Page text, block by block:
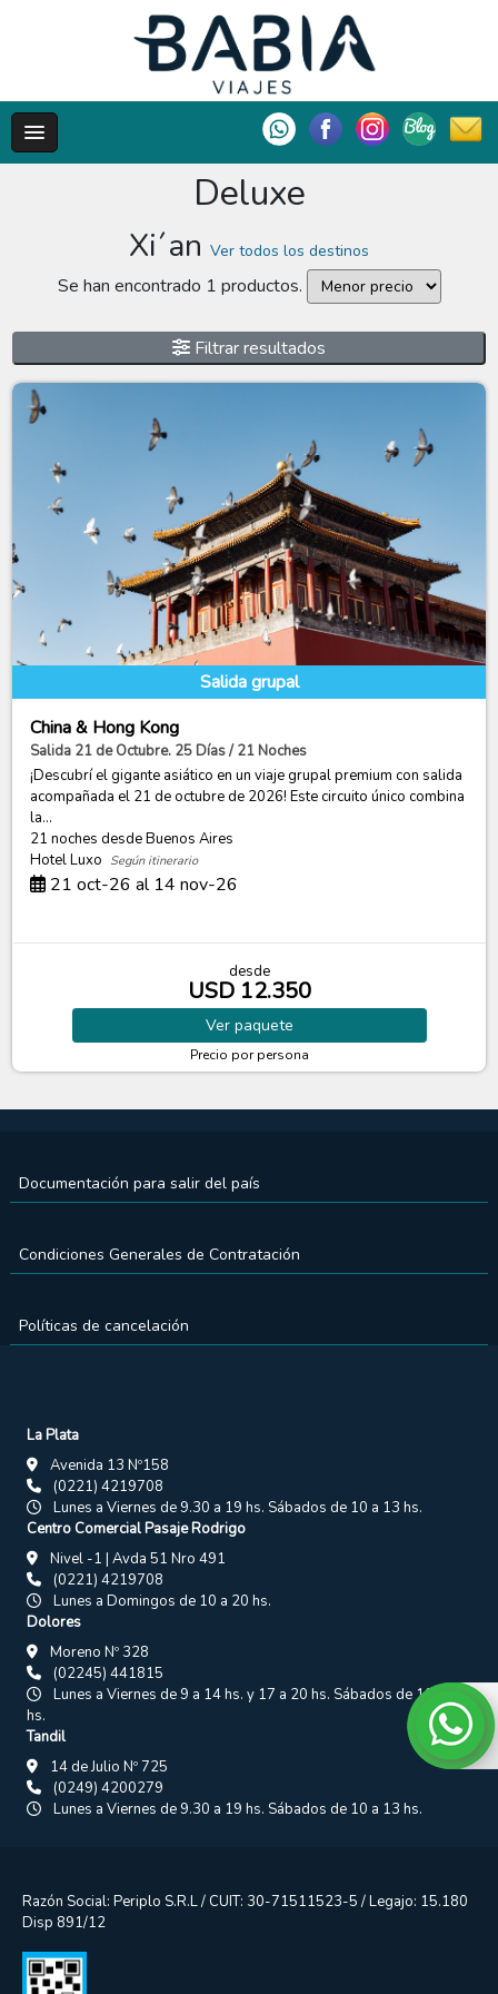
Deluxe
Xi´an Ver todos los destinos
Se han encontrado 1 productos.
Filtrar resultados
Salida grupal
China & Hong Kong
Salida 21 de Octubre. 25 Días / 21 Noches
¡Descubrí el gigante asiático en un viaje grupal premium con salida
acompañada el 21 de octubre de 2026! Este circuito único combina
la...
21 nochesdesde Buenos Aires
Hotel Luxo Según itinerario
21 oct-26 al 14 nov-26
desde
USD 12.350
Ver paquete
Precio por persona
Documentación para salir del país
Condiciones Generales de Contratación
Políticas de cancelación
La Plata
Avenida 13 Nº158
(0221) 4219708
Lunes a Viernes de 9.30 a 19 hs. Sábados de 10 a 13 hs.
Centro Comercial Pasaje Rodrigo
Nivel -1 | Avda 51 Nro 491
(0221) 4219708
Lunes a Domingos de 10 a 20 hs.
Dolores
Moreno Nº 328
(02245) 441815
Lunes a Viernes de 9 a 14 hs. y 17 a 20 hs. Sábados de 10 a 13
hs.
Tandil
14 de Julio Nº 725
(0249) 4200279
Lunes a Viernes de 9.30 a 19 hs. Sábados de 10 a 13 hs.
Razón Social: Periplo S.R.L / CUIT: 30-71511523-5 / Legajo: 15.180
Disp 891/12